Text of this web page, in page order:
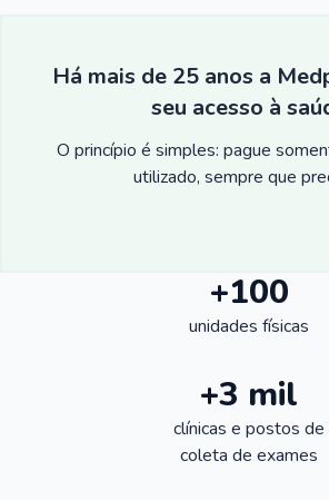
Há mais de 25 anos a
seu acesso à
O princípio é simples: pague
utilizado, sempre que
+100
unidades físicas
+3 mil
clínicas e postos de
coleta de exames